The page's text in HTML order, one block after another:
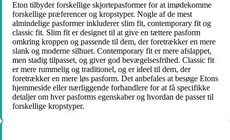
Eton tilbyder forskellige skjortepasformer for at imødekomme
forskellige præferencer og kropstyper. Nogle af de mest
almindelige pasformer inkluderer slim fit, contemporary fit og
classic fit. Slim fit er designet til at give en tættere pasform
omkring kroppen og passende til dem, der foretrækker en mere
slank og moderne silhuet. Contemporary fit er mere afslappet,
men stadig tilpasset, og giver god bevægelsesfrihed. Classic fit
er mere rummelig og traditionel, og er ideel til dem, der
foretrækker en mere løs pasform. Det anbefales at besøge Etons
hjemmeside eller nærliggende forhandlere for at få specifikke
detaljer om hver pasforms egenskaber og hvordan de passer til
forskellige kropstyper.